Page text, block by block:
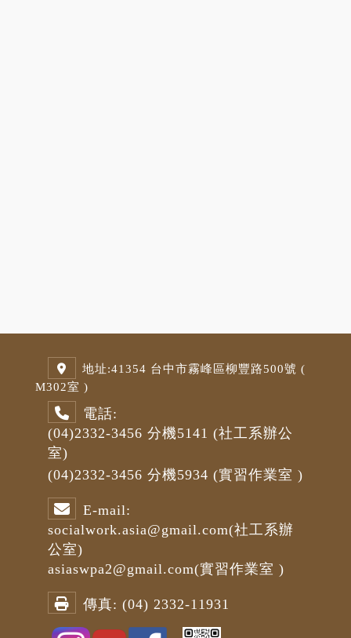
地址:41354 台中市霧峰區柳豐路500號 (
M302室 )
電話:
(04)2332-3456 分機5141 (社工系辦公
室)
(04)2332-3456 分機5934 (實習作業室 )
E-mail:
socialwork.asia@gmail.com(社工系辦
公室)
asiaswpa2@gmail.com(實習作業室 )
傳真: (04) 2332-11931